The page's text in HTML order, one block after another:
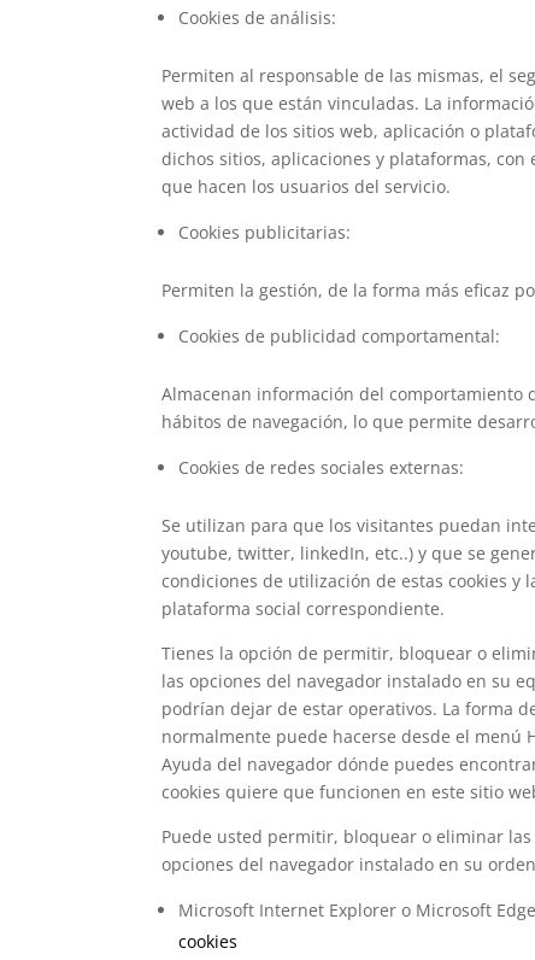
Cookies de análisis:
Permiten al responsable de las mismas, el
web a los que están vinculadas. La
actividad de los sitios web, aplicación o
dichos sitios, aplicaciones y plataformas,
que hacen los usuarios del servicio.
Cookies publicitarias:
Permiten la gestión, de la forma más eficaz
Cookies de publicidad comportamental:
Almacenan información del comportamiento
hábitos de navegación, lo que permite
Cookies de redes sociales externas:
Se utilizan para que los visitantes puedan
youtube, twitter, linkedIn, etc..) y que se
condiciones de utilización de estas cookies
plataforma social correspondiente.
Tienes la opción de permitir, bloquear o
las opciones del navegador instalado en su
podrían dejar de estar operativos. La forma
normalmente puede hacerse desde el menú
Ayuda del navegador dónde puedes
cookies quiere que funcionen en este sitio
Puede usted permitir, bloquear o eliminar
opciones del navegador instalado en su
Microsoft Internet Explorer o Microsoft
cookies